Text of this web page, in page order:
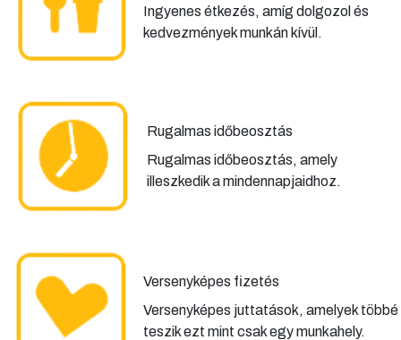
Ingyenes étkezés, amíg dolgozol és
kedvezmények munkán kívül.
Rugalmas időbeosztás
Rugalmas időbeosztás, amely
illeszkedik a mindennapjaidhoz.
Versenyképes fizetés
Versenyképes juttatások, amelyek többé
teszik ezt mint csak egy munkahely.